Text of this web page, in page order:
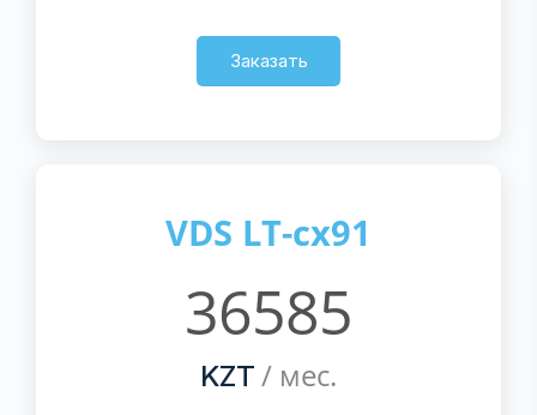
Заказать
VDS LT-cx91
36585
KZT / мес.